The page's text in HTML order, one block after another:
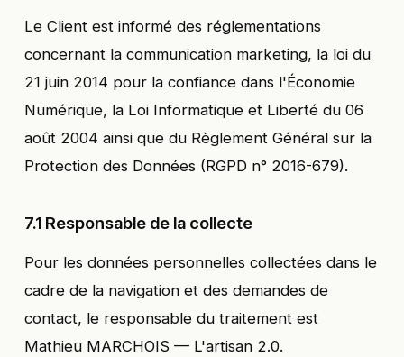
Le Client est informé des réglementations
concernant la communication marketing, la loi du
21 juin 2014 pour la confiance dans l'Économie
Numérique, la Loi Informatique et Liberté du 06
août 2004 ainsi que du Règlement Général sur la
Protection des Données (RGPD n° 2016-679).
7.1 Responsable de la collecte
Pour les données personnelles collectées dans le
cadre de la navigation et des demandes de
contact, le responsable du traitement est
Mathieu MARCHOIS — L'artisan 2.0.